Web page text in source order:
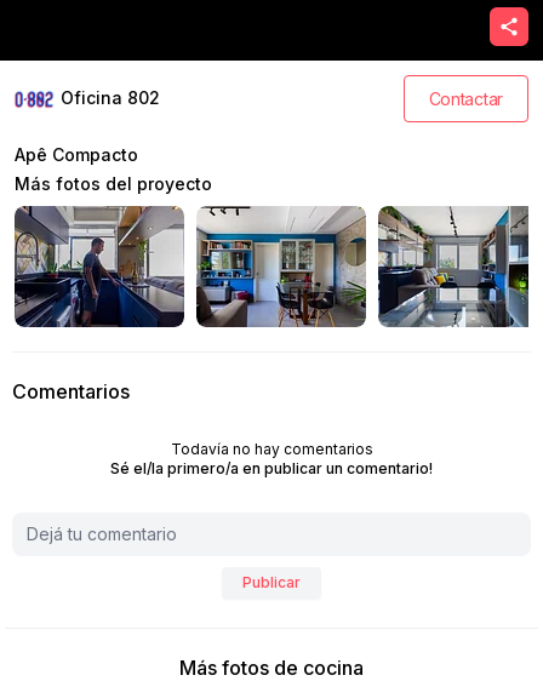
Oficina 802 Contactar
Apê Compacto
Más fotos del proyecto
Comentarios
Todavía no hay comentarios
Sé el/la primero/a en publicar un comentario!
Publicar
Más fotos de cocina